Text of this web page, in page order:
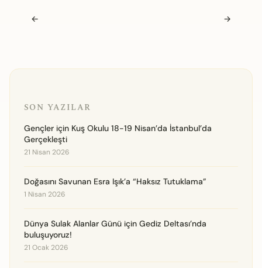
Navigasyon sonrası
← →
SON YAZILAR
Gençler için Kuş Okulu 18-19 Nisan’da İstanbul’da
Gerçekleşti
21 Nisan 2026
Doğasını Savunan Esra Işık’a “Haksız Tutuklama”
1 Nisan 2026
Dünya Sulak Alanlar Günü için Gediz Deltası’nda
buluşuyoruz!
21 Ocak 2026